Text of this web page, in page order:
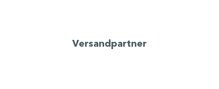
Versandpartner